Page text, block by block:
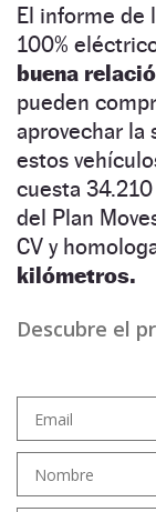
El informe de
100%
buena
pueden
aprovechar la
estos
cuesta
del Plan
CV y
kilómetros.